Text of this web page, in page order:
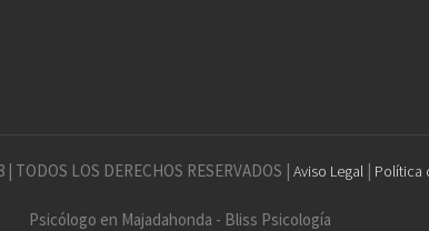
TODOS LOS DERECHOS RESERVADOS | Aviso Legal | Política
Psicólogo en Majadahonda - Bliss Psicología